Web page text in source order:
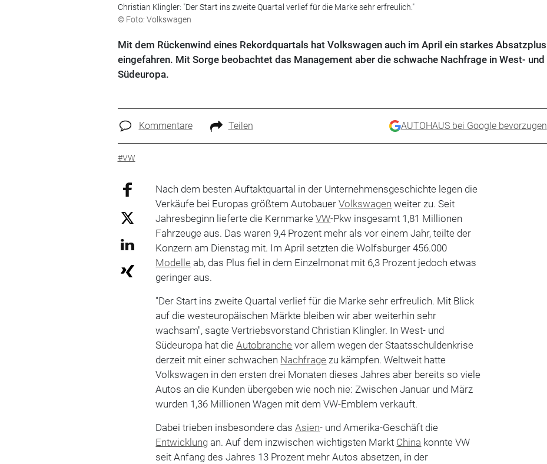
Christian Klingler: "Der Start ins zweite Quartal verlief für die Marke sehr erfreulich."
© Foto: Volkswagen
Mit dem Rückenwind eines Rekordquartals hat Volkswagen auch im April ein starkes Absatzplus
eingefahren. Mit Sorge beobachtet das Management aber die schwache Nachfrage in West- und
Südeuropa.
Kommentare Teilen AUTOHAUS bei Google bevorzugen
#VW
Nach dem besten Auftaktquartal in der Unternehmensgeschichte legen die
Verkäufe bei Europas größtem AutobauerVolkswagen weiter zu. Seit
Jahresbeginn lieferte die KernmarkeVW-Pkw insgesamt 1,81 Millionen
Fahrzeuge aus. Das waren 9,4 Prozent mehr als vor einem Jahr, teilte der
Konzern am Dienstag mit. Im April setzten die Wolfsburger 456.000
Modelle ab, das Plus fiel in dem Einzelmonat mit 6,3 Prozent jedoch etwas
geringer aus.
"Der Start ins zweite Quartal verlief für die Marke sehr erfreulich. Mit Blick
auf die westeuropäischen Märkte bleiben wir aber weiterhin sehr
wachsam", sagte Vertriebsvorstand Christian Klingler. In West- und
Südeuropa hat dieAutobranche vor allem wegen der Staatsschuldenkrise
derzeit mit einer schwachen Nachfrage zu kämpfen. Weltweit hatte
Volkswagen in den ersten drei Monaten dieses Jahres aber bereits so viele
Autos an die Kunden übergeben wie noch nie: Zwischen Januar und März
wurden 1,36 Millionen Wagen mit dem VW-Emblem verkauft.
Dabei trieben insbesondere dasAsien- und Amerika-Geschäft die
Entwicklung an. Auf dem inzwischen wichtigsten Markt China konnte VW
seit Anfang des Jahres 13 Prozent mehr Autos absetzen, in der